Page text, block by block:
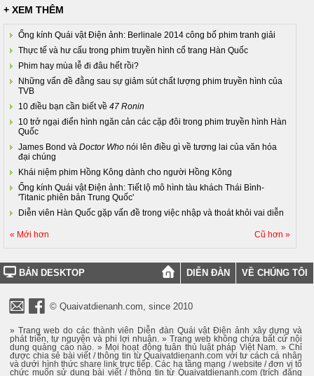
+ XEM THÊM
Ống kính Quái vật Điện ảnh: Berlinale 2014 công bố phim tranh giải
Thực tế và hư cấu trong phim truyền hình cổ trang Hàn Quốc
Phim hay mùa lễ đi đâu hết rồi?
Những vấn đề đằng sau sự giảm sút chất lượng phim truyền hình của
TVB
10 điều bạn cần biết về 47 Ronin
10 trở ngại điển hình ngăn cản các cặp đôi trong phim truyền hình Hàn
Quốc
James Bond và Doctor Who nói lên điều gì về tương lai của văn hóa
đại chúng
Khái niệm phim Hồng Kông dành cho người Hồng Kông
Ống kính Quái vật Điện ảnh: Tiết lộ mô hình tàu khách Thái Bình-
'Titanic phiên bản Trung Quốc'
Diễn viên Hàn Quốc gặp vấn đề trong việc nhập và thoát khỏi vai diễn
« Mới hơn Cũ hơn »
BẢN DESKTOP DIỄN ĐÀN VỀ CHÚNG TÔI
© Quaivatdienanh.com, since 2010
» Trang web do các thành viên Diễn đàn Quái vật Điện ảnh xây dựng và
phát triển, tự nguyện và phi lợi nhuận. » Trang web không chứa bất cứ nội
dung quảng cáo nào. » Mọi hoạt động tuân thủ luật pháp Việt Nam. » Chỉ
được chia sẻ bài viết / thông tin từ Quaivatdienanh.com với tư cách cá nhân
và dưới hình thức share link trực tiếp. Các hạ tầng mạng / website / đơn vị tổ
chức muốn sử dụng bài viết / thông tin từ Quaivatdienanh.com (trích đăng